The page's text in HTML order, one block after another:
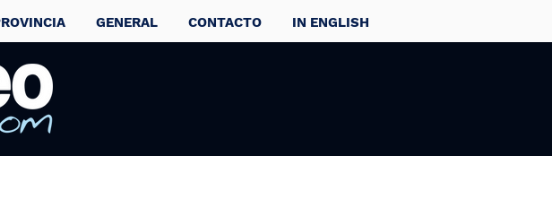
GENERAL CONTACTO IN ENGLISH